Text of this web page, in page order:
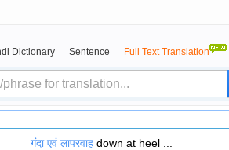
Dictionary Sentence Full Text Translation
गंदा एवं लापरवाह down at heel ...